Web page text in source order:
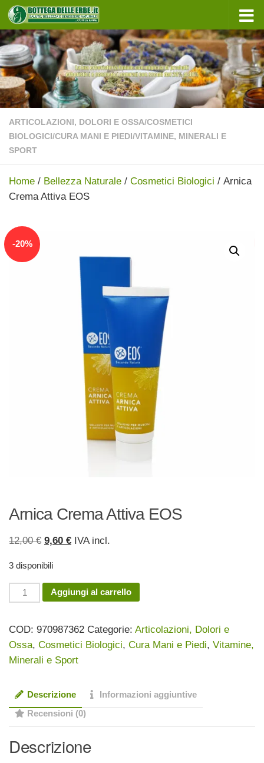
Sotto il contenuto
ARTICOLAZIONI, DOLORI E OSSA/COSMETICI
BIOLOGICI/CURA MANI E PIEDI/VITAMINE, MINERALI E
SPORT
Home / Bellezza Naturale / Cosmetici Biologici / Arnica
Crema Attiva EOS
-20%
Arnica Crema Attiva EOS
12,00€ Il
originale
era:
12,00 €.
9,60 €Il
è:
9,60 €.
IVA incl.
3 disponibili
Arnica
Crema
EOS
quantità
Aggiungi al carrello
COD: 970987362 Categorie: Articolazioni, Dolori e
Ossa, Cosmetici Biologici, Cura Mani e Piedi, Vitamine,
Minerali e Sport
Descrizione
Informazioni aggiuntive
Recensioni (0)
Descrizione